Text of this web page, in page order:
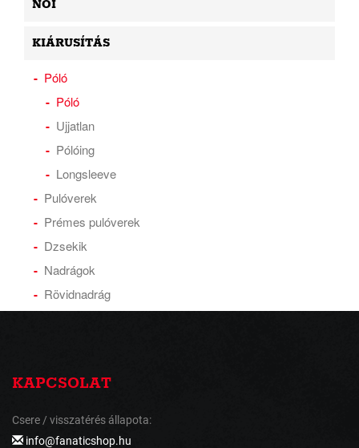
NŐI
KIÁRUSÍTÁS
Póló
Póló
Ujjatlan
Pólóing
Longsleeve
Pulóverek
Prémes pulóverek
Dzsekik
Nadrágok
Rövidnadrág
KAPCSOLAT
Csere / visszatérés állapota:
info@fanaticshop.hu